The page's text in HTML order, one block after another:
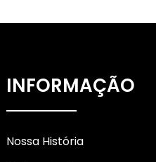
INFORMAÇÃO
Nossa História